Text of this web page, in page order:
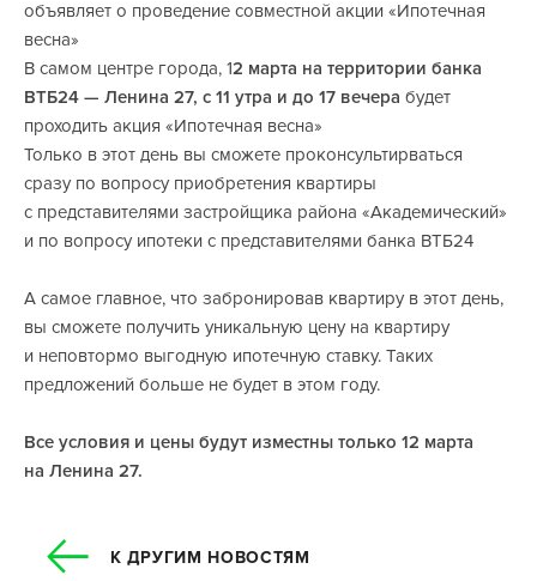
объявляет о проведение совместной акции «Ипотечная
весна»
В самом центре города, 12 марта на территории банка
ВТБ24 — Ленина 27, с 11 утра и до 17 вечера будет
проходить акция «Ипотечная весна»
Только в этот день вы сможете проконсультирваться
сразу по вопросу приобретения квартиры
с представителями застройщика района «Академический»
и по вопросу ипотеки с представителями банка ВТБ24
А самое главное, что забронировав квартиру в этот день,
вы сможете получить уникальную цену на квартиру
и неповтормо выгодную ипотечную ставку. Таких
предложений больше не будет в этом году.
Все условия и цены будут изместны только 12 марта
на Ленина 27.
К ДРУГИМ НОВОСТЯМ